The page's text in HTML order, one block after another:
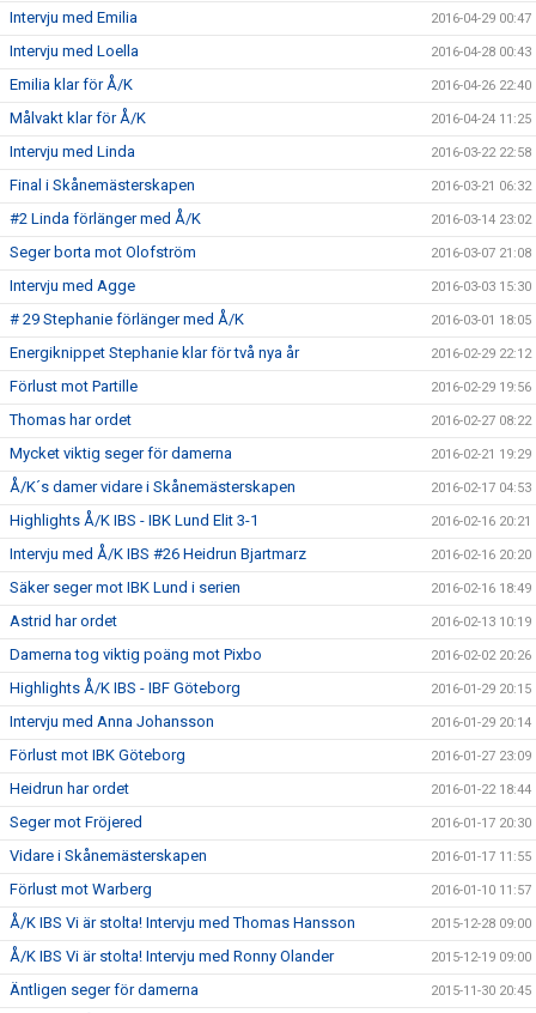
Intervju med Emilia 2016-04-29 00:47
Intervju med Loella 2016-04-28 00:43
Emilia klar för Å/K 2016-04-26 22:40
Målvakt klar för Å/K 2016-04-24 11:25
Intervju med Linda 2016-03-22 22:58
Final i Skånemästerskapen 2016-03-21 06:32
#2 Linda förlänger med Å/K 2016-03-14 23:02
Seger borta mot Olofström 2016-03-07 21:08
Intervju med Agge 2016-03-03 15:30
# 29 Stephanie förlänger med Å/K 2016-03-01 18:05
Energiknippet Stephanie klar för två nya år 2016-02-29 22:12
Förlust mot Partille 2016-02-29 19:56
Thomas har ordet 2016-02-27 08:22
Mycket viktig seger för damerna 2016-02-21 19:29
Å/K´s damer vidare i Skånemästerskapen 2016-02-17 04:53
Highlights Å/K IBS - IBK Lund Elit 3-1 2016-02-16 20:21
Intervju med Å/K IBS #26 Heidrun Bjartmarz 2016-02-16 20:20
Säker seger mot IBK Lund i serien 2016-02-16 18:49
Astrid har ordet 2016-02-13 10:19
Damerna tog viktig poäng mot Pixbo 2016-02-02 20:26
Highlights Å/K IBS - IBF Göteborg 2016-01-29 20:15
Intervju med Anna Johansson 2016-01-29 20:14
Förlust mot IBK Göteborg 2016-01-27 23:09
Heidrun har ordet 2016-01-22 18:44
Seger mot Fröjered 2016-01-17 20:30
Vidare i Skånemästerskapen 2016-01-17 11:55
Förlust mot Warberg 2016-01-10 11:57
Å/K IBS Vi är stolta! Intervju med Thomas Hansson 2015-12-28 09:00
Å/K IBS Vi är stolta! Intervju med Ronny Olander 2015-12-19 09:00
Äntligen seger för damerna 2015-11-30 20:45